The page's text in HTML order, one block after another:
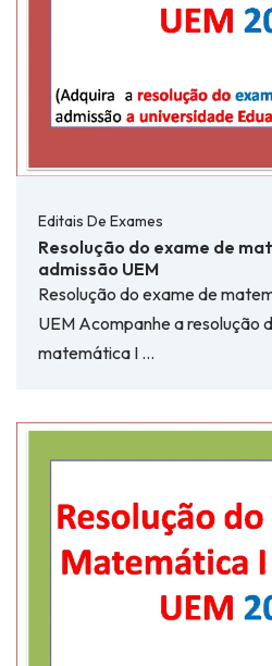
Editais De Exames
Resolução do exame de
admissão UEM
Resolução do exame de
UEM Acompanhe a resolução
matemática I …